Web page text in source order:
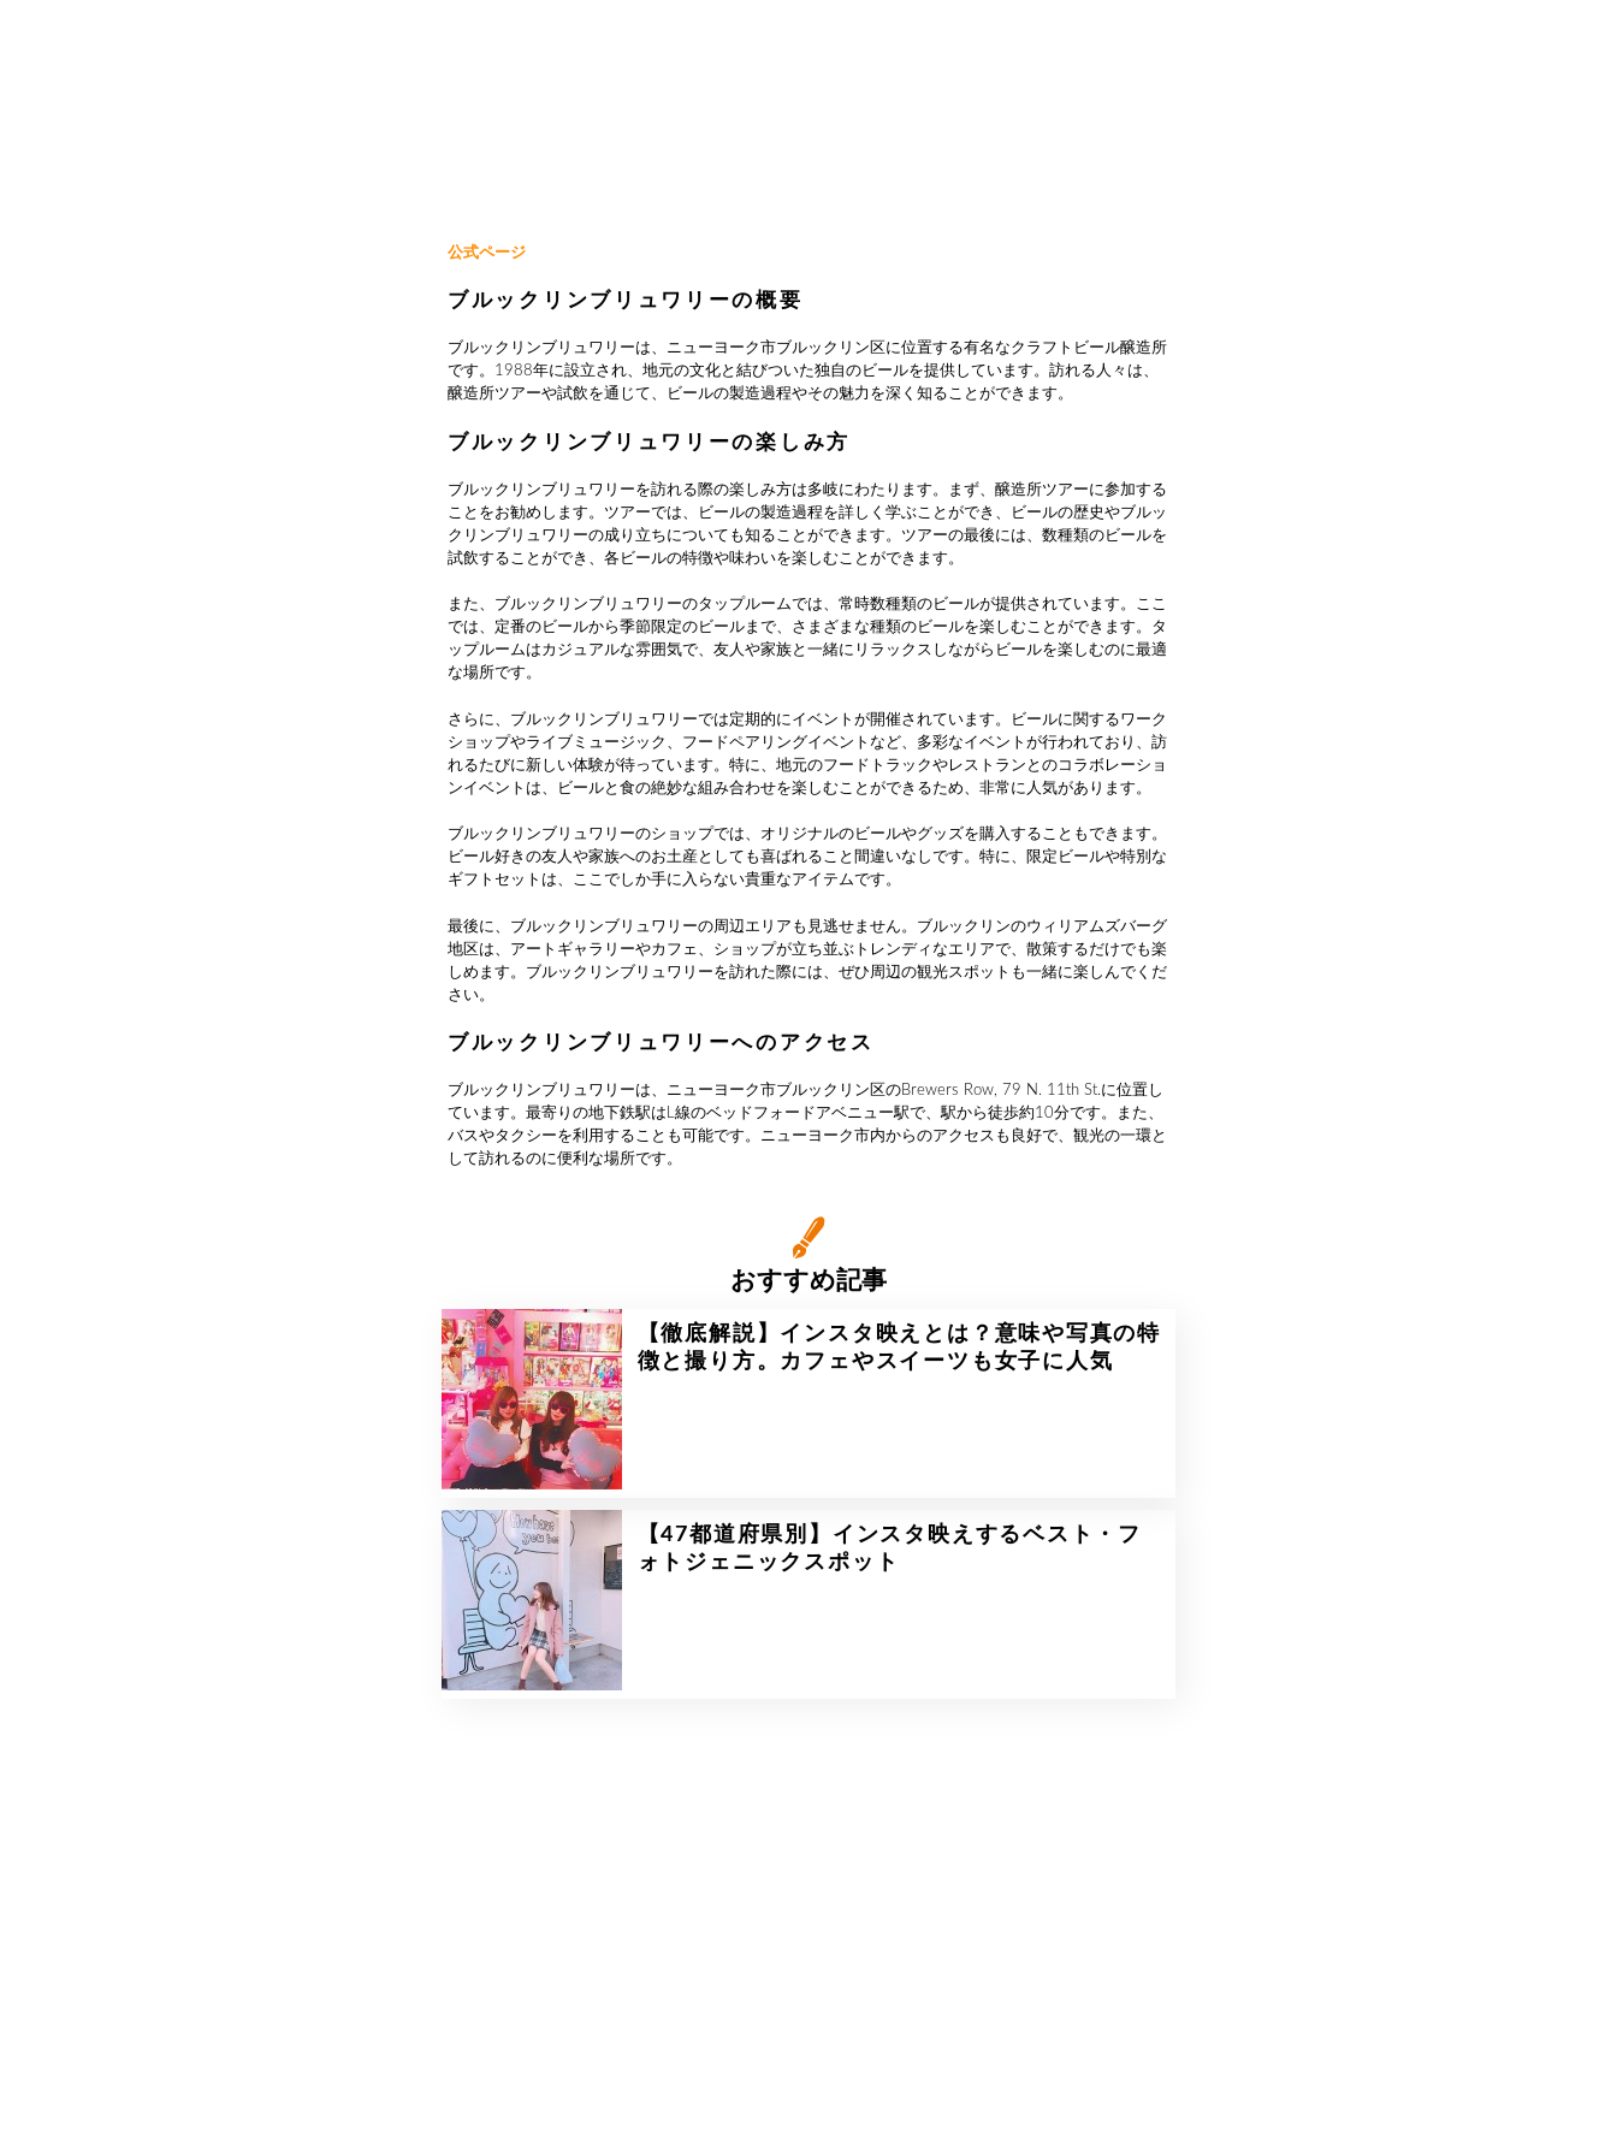
公式ページ
ブルックリンブリュワリーの概要
ブルックリンブリュワリーは、ニューヨーク市ブルックリン区に位置する有名なクラフトビール醸造所
です。1988年に設立され、地元の文化と結びついた独自のビールを提供しています。訪れる人々は、
醸造所ツアーや試飲を通じて、ビールの製造過程やその魅力を深く知ることができます。
ブルックリンブリュワリーの楽しみ方
ブルックリンブリュワリーを訪れる際の楽しみ方は多岐にわたります。まず、醸造所ツアーに参加する
ことをお勧めします。ツアーでは、ビールの製造過程を詳しく学ぶことができ、ビールの歴史やブルッ
クリンブリュワリーの成り立ちについても知ることができます。ツアーの最後には、数種類のビールを
試飲することができ、各ビールの特徴や味わいを楽しむことができます。
また、ブルックリンブリュワリーのタップルームでは、常時数種類のビールが提供されています。ここ
では、定番のビールから季節限定のビールまで、さまざまな種類のビールを楽しむことができます。タ
ップルームはカジュアルな雰囲気で、友人や家族と一緒にリラックスしながらビールを楽しむのに最適
な場所です。
さらに、ブルックリンブリュワリーでは定期的にイベントが開催されています。ビールに関するワーク
ショップやライブミュージック、フードペアリングイベントなど、多彩なイベントが行われており、訪
れるたびに新しい体験が待っています。特に、地元のフードトラックやレストランとのコラボレーショ
ンイベントは、ビールと食の絶妙な組み合わせを楽しむことができるため、非常に人気があります。
ブルックリンブリュワリーのショップでは、オリジナルのビールやグッズを購入することもできます。
ビール好きの友人や家族へのお土産としても喜ばれること間違いなしです。特に、限定ビールや特別な
ギフトセットは、ここでしか手に入らない貴重なアイテムです。
最後に、ブルックリンブリュワリーの周辺エリアも見逃せません。ブルックリンのウィリアムズバーグ
地区は、アートギャラリーやカフェ、ショップが立ち並ぶトレンディなエリアで、散策するだけでも楽
しめます。ブルックリンブリュワリーを訪れた際には、ぜひ周辺の観光スポットも一緒に楽しんでくだ
さい。
ブルックリンブリュワリーへのアクセス
ブルックリンブリュワリーは、ニューヨーク市ブルックリン区のBrewers Row, 79 N. 11th St.に位置し
ています。最寄りの地下鉄駅はL線のベッドフォードアベニュー駅で、駅から徒歩約10分です。また、
バスやタクシーを利用することも可能です。ニューヨーク市内からのアクセスも良好で、観光の一環と
して訪れるのに便利な場所です。
おすすめ記事
【徹底解説】インスタ映えとは？意味や写真の特
徴と撮り方。カフェやスイーツも女子に人気
【47都道府県別】インスタ映えするベスト・フ
ォトジェニックスポット